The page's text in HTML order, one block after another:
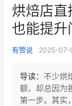
新零售大会
增长产品指南
烘焙店直
也能提升
有赞说 2025-07-
导读： 不少烘
额，却总因为
第一步。其实